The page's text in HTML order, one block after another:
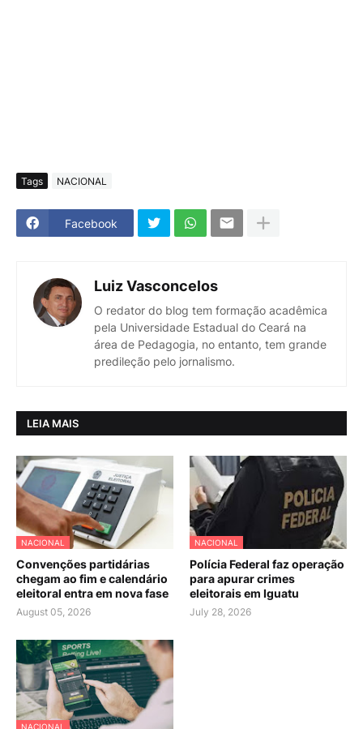
Tags NACIONAL
Facebook
Luiz Vasconcelos
O redator do blog tem formação acadêmica
pela Universidade Estadual do Ceará na
área de Pedagogia, no entanto, tem grande
predileção pelo jornalismo.
LEIA MAIS
NACIONAL
Convenções partidárias
chegam ao fim e calendário
eleitoral entra em nova fase
August 05, 2026
NACIONAL
Polícia Federal faz operação
para apurar crimes
eleitorais em Iguatu
July 28, 2026
NACIONAL